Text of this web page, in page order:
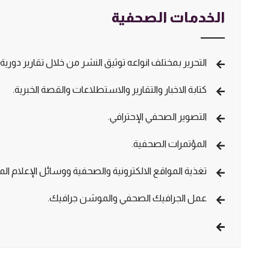
الخدمات الصحفية
التحرير بمختلف انواعه توثيق النشر من خلال تقارير
كتابة الاخبار والتقارير والاستطلاعات والقصة الخبرية.
التصوير الصحفي الإحترافي.
المؤتمرات الصحفية.
تغذية المواقع الالكترونية والصحفية ووسائل الإعلام
عمل الجرافيك الصحفي والموشن جرافيك.